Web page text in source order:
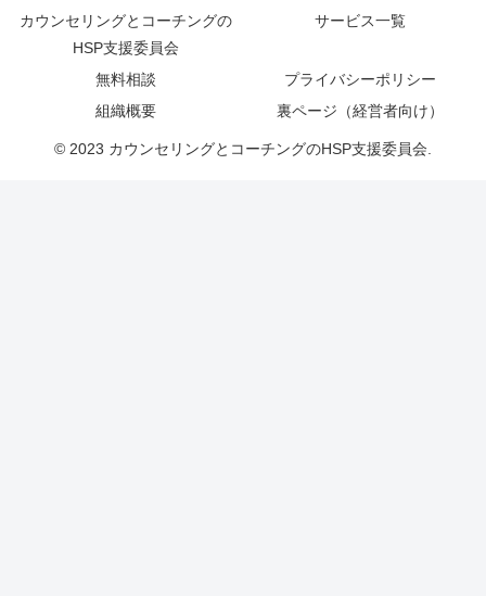
カウンセリングとコーチングの
HSP支援委員会
サービス一覧
無料相談
プライバシーポリシー
組織概要
裏ページ（経営者向け）
© 2023 カウンセリングとコーチングのHSP支援委員会.